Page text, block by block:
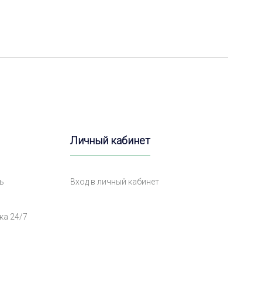
24/7
Личный кабинет
Вход в личный кабинет